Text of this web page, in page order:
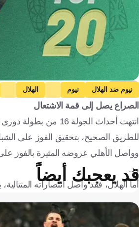
نيوم ضد الهلال نيوم الهلال
الاتفاق
الخلود ضد الأهلي
الصراع يصل إلى قمة الاشتعال
انتهت أحداث
للطريق الصحيح، بتحقيق الفوز على الشباب
وواصل الأهلي عروضه المثيرة بالفوز على
رد.
أما الهلال، فقد واصل انتصاراته
قد يعجبك أيضاً